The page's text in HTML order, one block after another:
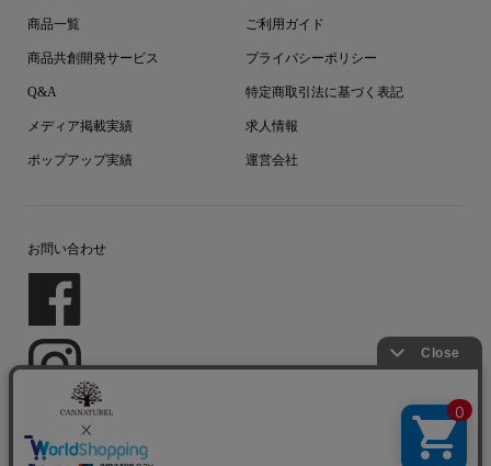
商品一覧
商品共創開発サービス
Q&A
メディア掲載実績
ポップアップ実績
ご利用ガイド
プライバシーポリシー
特定商取引法に基づく表記
求人情報
運営会社
お問い合わせ